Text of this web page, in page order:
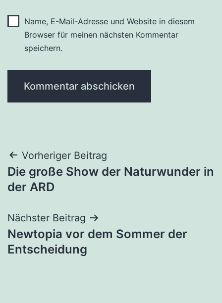
Name, E-Mail-Adresse und Website in diesem
Browser für meinen nächsten Kommentar
speichern.
Beitragsnavigation
Vorheriger Beitrag
Die große Show der Naturwunder in
der ARD
Nächster Beitrag
Newtopia vor dem Sommer der
Entscheidung